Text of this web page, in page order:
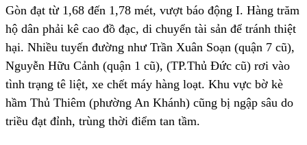
Gòn đạt từ 1,68 đến 1,78 mét, vượt báo động I. Hàng trăm
hộ dân phải kê cao đồ đạc, di chuyển tài sản để tránh thiệt
hại. Nhiều tuyến đường như Trần Xuân Soạn (quận 7 cũ),
Nguyễn Hữu Cảnh (quận 1 cũ), (TP.Thủ Đức cũ) rơi vào
tình trạng tê liệt, xe chết máy hàng loạt. Khu vực bờ kè
hầm Thủ Thiêm (phường An Khánh) cũng bị ngập sâu do
triều đạt đỉnh, trùng thời điểm tan tầm.